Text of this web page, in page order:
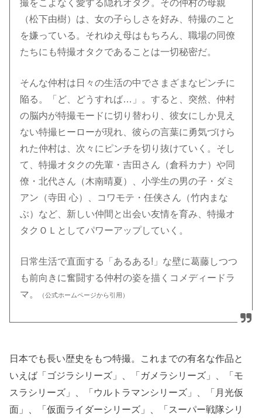
撮をこよなく愛する隠れオタク。その仲村の母親
（松下由樹）は、女の子らしさを好み、特撮のこと
を嫌っている。それゆえ母はもちろん、職場の同僚
たちにも特撮オタクであることは一切秘密だ。
そんな仲村は日々の生活の中でさまざまなピンチに
陥る。「ど、どうすれば…」。すると、突然、仲村
の脳内が特撮モードに切り替わり、彼女にしか見え
ない特撮ヒーローが現れ、彼らの言葉に勇気づけら
れた仲村は、次々にピンチを切り抜けていく。そし
て、特撮オタクの先輩・吉田さん（倉科カナ）や同
僚・北代さん（木南晴夏）、小学生の男の子・ダミ
アン（寺田 心）、コワモテ・任侠さん（竹内まな
ぶ）など、新しい仲間と出会い友情を育み、特撮オ
タクＯＬとしてパワーアップしていく。
日常生活で直面する「あるある!」な壁に葛藤しつつ
も前向きに奮闘する仲村の姿を描くコメディードラ
マ。
（公式ホームページから引用）
日本でも長い歴史をもつ特撮。これまでの有名な作品と
いえば「ゴジラシリーズ」、「ガメラシリーズ」、「モ
スラシリーズ」、「ウルトラマンシリーズ」、「月光仮
面」、「仮面ライダーシリーズ」、「スーパー戦隊シリ